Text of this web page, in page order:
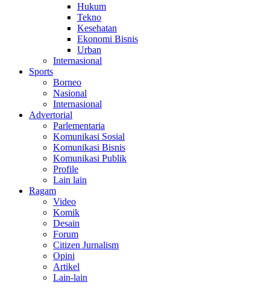
Hukum
Tekno
Kesehatan
Ekonomi Bisnis
Urban
Internasional
Sports
Borneo
Nasional
Internasional
Advertorial
Parlementaria
Komunikasi Sosial
Komunikasi Bisnis
Komunikasi Publik
Profile
Lain lain
Ragam
Video
Komik
Desain
Forum
Citizen Jurnalism
Opini
Artikel
Lain-lain